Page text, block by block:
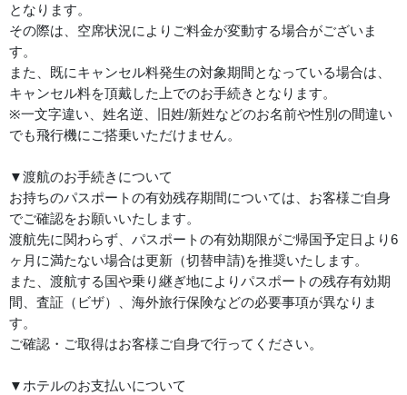
となります。
その際は、空席状況によりご料金が変動する場合がございま
す。
また、既にキャンセル料発生の対象期間となっている場合は、
キャンセル料を頂戴した上でのお手続きとなります。
※一文字違い、姓名逆、旧姓/新姓などのお名前や性別の間違い
でも飛行機にご搭乗いただけません。
▼渡航のお手続きについて
お持ちのパスポートの有効残存期間については、お客様ご自身
でご確認をお願いいたします。
渡航先に関わらず、パスポートの有効期限がご帰国予定日より6
ヶ月に満たない場合は更新（切替申請)を推奨いたします。
また、渡航する国や乗り継ぎ地によりパスポートの残存有効期
間、査証（ビザ）、海外旅行保険などの必要事項が異なりま
す。
ご確認・ご取得はお客様ご自身で行ってください。
▼ホテルのお支払いについて